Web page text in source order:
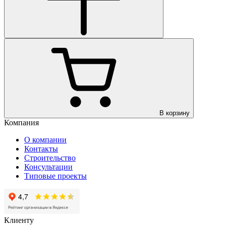
В корзину
Компания
О компании
Контакты
Строительство
Консультации
Типовые проекты
Клиенту